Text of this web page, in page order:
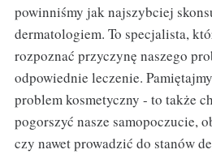
powinniśmy jak najszybciej
dermatologiem. To specjalista,
rozpoznać przyczynę naszego
odpowiednie leczenie.
problem kosmetyczny - to także
pogorszyć nasze samopoczucie,
czy nawet prowadzić do stanów